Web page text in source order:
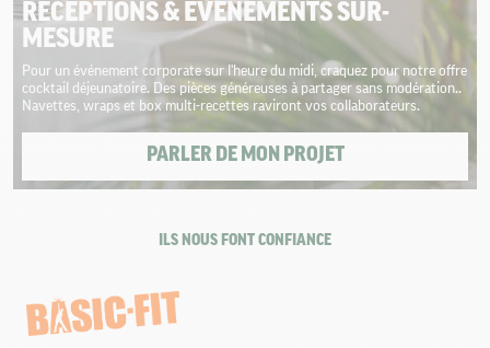
RÉCEPTIONS & ÉVÉNEMENTS SUR-
MESURE
Pour un événement corporate sur l'heure du midi, craquez pour notre offre
cocktail déjeunatoire. Des pièces généreuses à partager sans modération..
Navettes, wraps et box multi-recettes raviront vos collaborateurs.
PARLER DE MON PROJET
ILS NOUS FONT CONFIANCE